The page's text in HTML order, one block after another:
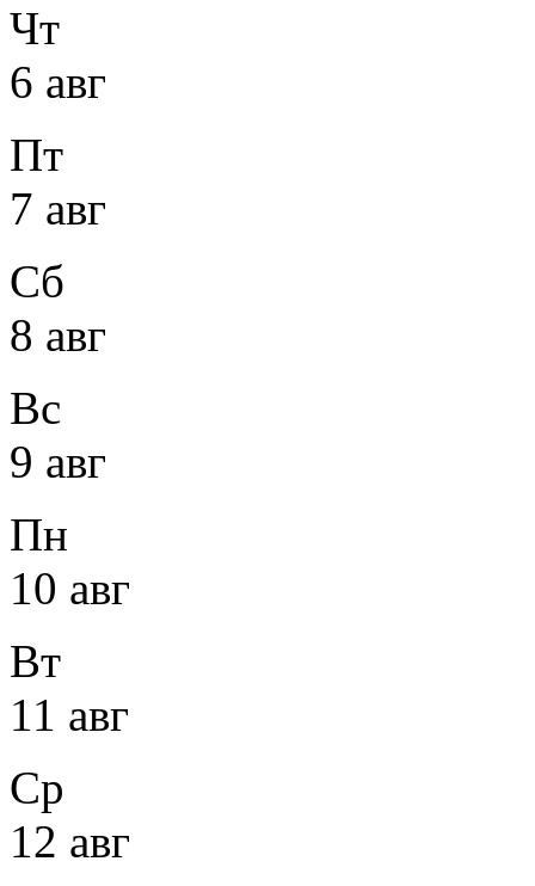
Чт
6 авг
Пт
7 авг
Сб
8 авг
Вс
9 авг
Пн
10 авг
Вт
11 авг
Ср
12 авг